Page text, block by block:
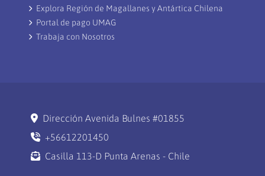
Explora Región de Magallanes y Antártica Chilena
Portal de pago UMAG
Trabaja con Nosotros
Dirección Avenida Bulnes #01855
+56612201450
Casilla 113-D Punta Arenas - Chile